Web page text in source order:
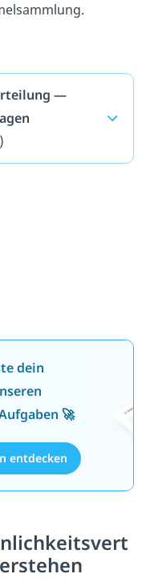
—
dein
🚀
entdecken